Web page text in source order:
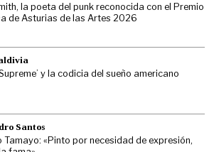
la poeta del punk reconocida con el Premio
de Asturias de las Artes 2026
y la codicia del sueño americano
Santos
Tamayo: «Pinto por necesidad de expresión,